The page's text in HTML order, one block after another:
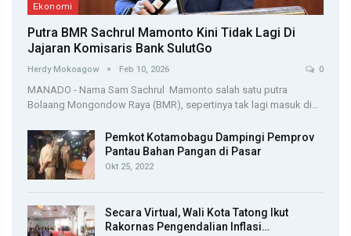
Ekonomi
Putra BMR Sachrul Mamonto Kini Tidak Lagi Di
Jajaran Komisaris Bank SulutGo
Herdy Mokoagow Feb 10, 2026 0
MANADO - Nama Sam Sachrul Mamonto salah satu putra
Bolaang Mongondow Raya (BMR), sepertinya tak lagi masuk di…
Pemkot Kotamobagu Dampingi Pemprov
Pantau Bahan Pangan di Pasar
Okt 25, 2022
Secara Virtual, Wali Kota Tatong Ikut
Rakornas Pengendalian Inflasi…